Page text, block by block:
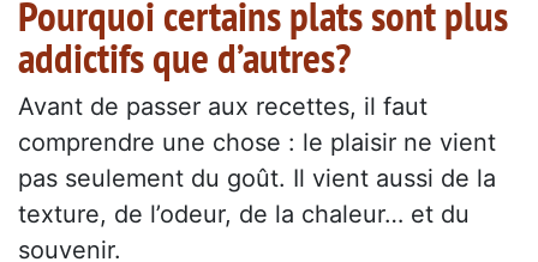
Pourquoi certains plats sont plus
addictifs que d’autres?
Avant de passer aux recettes, il faut
comprendre une chose : le plaisir ne vient
pas seulement du goût. Il vient aussi de la
texture, de l’odeur, de la chaleur… et du
souvenir.